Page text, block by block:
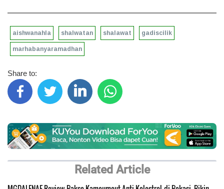
aishwanahla shalwatan shalawat gadiscilik
marhabanyaramadhan
Share to:
Related Article